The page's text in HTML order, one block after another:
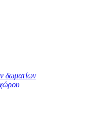
δωματίων